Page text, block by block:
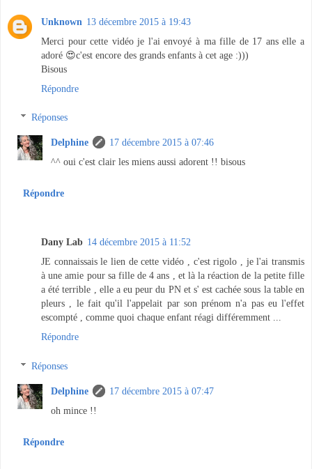
Unknown 13 décembre 2015 à 19:43
Merci pour cette vidéo je l'ai envoyé à ma fille de 17 ans elle a
adoré 😍c'est encore des grands enfants à cet age :)))
Bisous
Répondre
Réponses
Delphine
17 décembre 2015 à 07:46
^^ oui c'est clair les miens aussi adorent !! bisous
Répondre
Dany Lab 14 décembre 2015 à 11:52
JE connaissais le lien de cette vidéo , c'est rigolo , je l'ai transmis
à une amie pour sa fille de 4 ans , et là la réaction de la petite fille
a été terrible , elle a eu peur du PN et s' est cachée sous la table en
pleurs , le fait qu'il l'appelait par son prénom n'a pas eu l'effet
escompté , comme quoi chaque enfant réagi différemment ...
Répondre
Réponses
Delphine
17 décembre 2015 à 07:47
oh mince !!
Répondre